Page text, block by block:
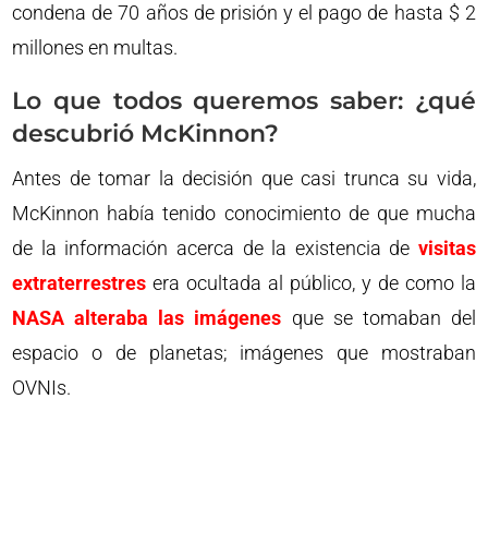
condena de 70 años de prisión y el pago de hasta $ 2
millones en multas.
Lo que todos queremos saber: ¿qué
descubrió McKinnon?
Antes de tomar la decisión que casi trunca su vida,
McKinnon había tenido conocimiento de que mucha
de la información acerca de la existencia de visitas
extraterrestres era ocultada al público, y de como la
NASA alteraba las imágenes que se tomaban del
espacio o de planetas; imágenes que mostraban
OVNIs.